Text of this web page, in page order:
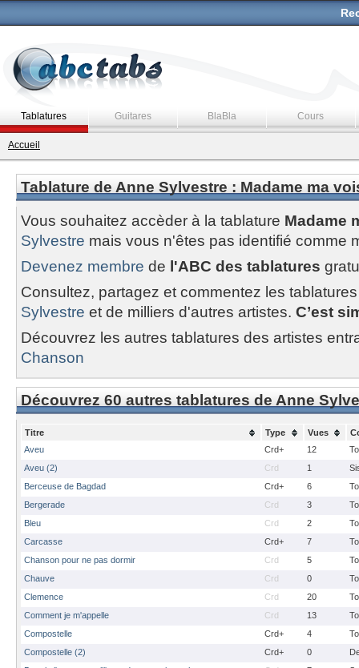
Tablatures Guitares BlaBla Cours
Accueil
Tablature de Anne Sylvestre : Madame ma
Vous souhaitez accèder à la tablature Madame
Sylvestre mais vous n'êtes pas identifié comme
Devenez membre de l'ABC des tablatures
Consultez, partagez et commentez les
Sylvestre et de milliers d'autres artistes. C’est
Découvrez les autres tablatures des artistes
Chanson
Découvrez 60 autres tablatures de Anne
Titre Type Vues
Aveu
Crd+ 12
Aveu (2)
Crd 1
Berceuse de Bagdad
Crd+ 6
Bergerade
Crd 3
Bleu
Crd 2
Carcasse
Crd+ 7
Chanson pour ne pas dormir
Crd 5
Chauve
Crd 0
Clemence
Crd 20
Comment je m'appelle
Crd 13
Compostelle
Crd+ 4
Compostelle (2)
Crd+ 0